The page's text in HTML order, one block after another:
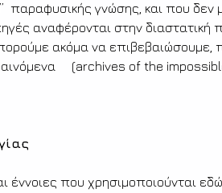
παραφυσικής γνώσης, και που
αναφέρονται στην διαστατική
ακόμα να επιβεβαιώσουμε,
(archives of the
έννοιες που χρησιμοποιούνται